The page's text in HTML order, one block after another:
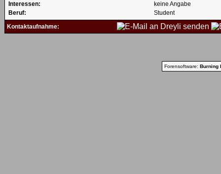
Interessen:
keine Angabe
Beruf:
Student
Kontaktaufnahme:
Forensoftware: Burning